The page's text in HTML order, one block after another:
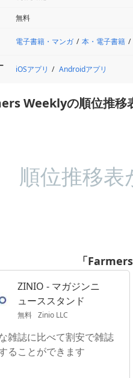
無料
電子書籍・マンガ 本・電子書籍
iOSアプリ Androidアプリ
Weeklyの順位推移
順位推移
「
ZINIO - マガジンニ
ューススタンド
無料 Zinio LLC
雑誌に比べて割安で雑誌
ることができます